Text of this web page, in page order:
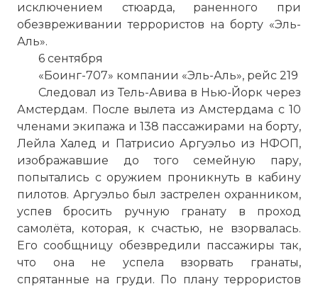
исключением стюарда, раненного при
обезвреживании террористов на борту «Эль-
Аль».
6 сентября
«Боинг-707» компании «Эль-Аль», рейс 219
Следовал из Тель-Авива в Нью-Йорк через
Амстердам. После вылета из Амстердама с 10
членами экипажа и 138 пассажирами на борту,
Лейла Халед и Патрисио Аргуэльо из НФОП,
изображавшие до того семейную пару,
попытались с оружием проникнуть в кабину
пилотов. Аргуэльо был застрелен охранником,
успев бросить ручную гранату в проход
самолёта, которая, к счастью, не взорвалась.
Его сообщницу обезвредили пассажиры так,
что она не успела взорвать гранаты,
спрятанные на груди. По плану террористов